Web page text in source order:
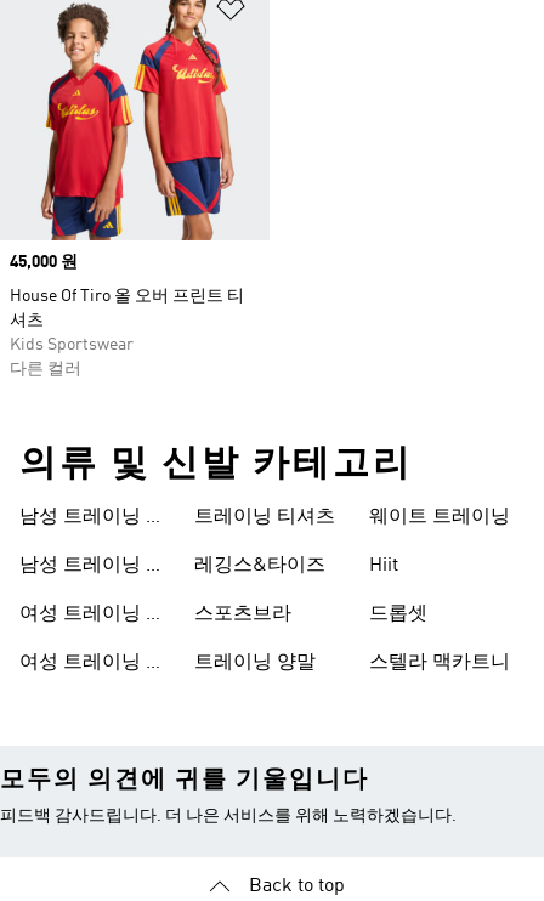
Price
45,000 원
House Of Tiro 올 오버 프린트 티
셔츠
Kids Sportswear
다른 컬러
의류 및 신발 카테고리
남성 트레이닝 신
남성 트레이닝 의
여성 트레이닝 신
여성 트레이닝 의
트레이닝 티셔츠
레깅스&타이즈
스포츠브라
트레이닝 양말
웨이트 트레이닝
Hiit
드롭셋
스텔라 맥카트니
모두의 의견에 귀를 기울입니다
피드백 감사드립니다. 더 나은 서비스를 위해 노력하겠습니다.
Back to top